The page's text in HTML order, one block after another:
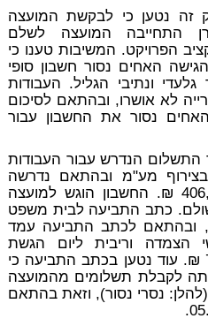
זה נטען כי לבקשת המועצה
התחייבה המועצה לשלם
הפרויקט. המשיבות טענו כי
האחים נסור חשבון סופי
ונתיבי הגליל. העבודות
לא אושרו, ובהתאם לסיכום
נסור את החשבון עבור
התשלום הנדרש עבור העבודות
היה 347,056 ₪, בצירוף מע"מ ובהתאם נדרשה
המועצה לשלם סך של 406,056 ₪. החשבון הוגש למועצה
אולם לא שולם. כתב התביעה לבית משפט
קמא הוגש ביום 04.03.2002, ובהתאם לכתב התביעה עמד
הצמדה וריבית ליום הגשת
התביעה, על סך של 724,318 ₪. עוד נטען בכתב התביעה כי
לקבלת תשלומים מהמועצה
נסרי נסור), וזאת בהתאם